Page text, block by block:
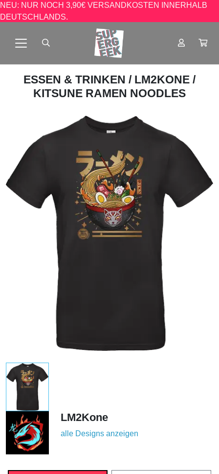
NEU: NUR NOCH 3,90€ VERSANDKOSTEN INNERHALB
DEUTSCHLANDS.
ESSEN & TRINKEN / LM2KONE /
KITSUNE RAMEN NOODLES
LM2Kone
alle Designs anzeigen